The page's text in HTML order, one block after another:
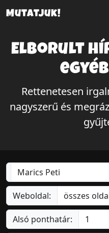
Mutatjuk!
Elborult
Rettenetesen
nagyszerű és
Weboldal:
Alsó ponthatár: